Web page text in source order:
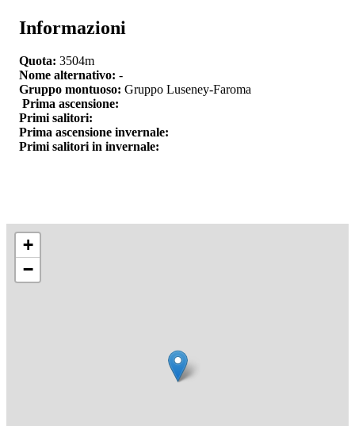
Informazioni
Quota: 3504m
Nome alternativo: -
Gruppo montuoso: Gruppo Luseney-Faroma
Prima ascensione:
Primi salitori:
Prima ascensione invernale:
Primi salitori in invernale:
+
−